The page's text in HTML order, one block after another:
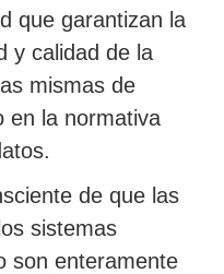
que garantizan la
y calidad de la
mismas de
en la normativa
de que las
sistemas
son enteramente